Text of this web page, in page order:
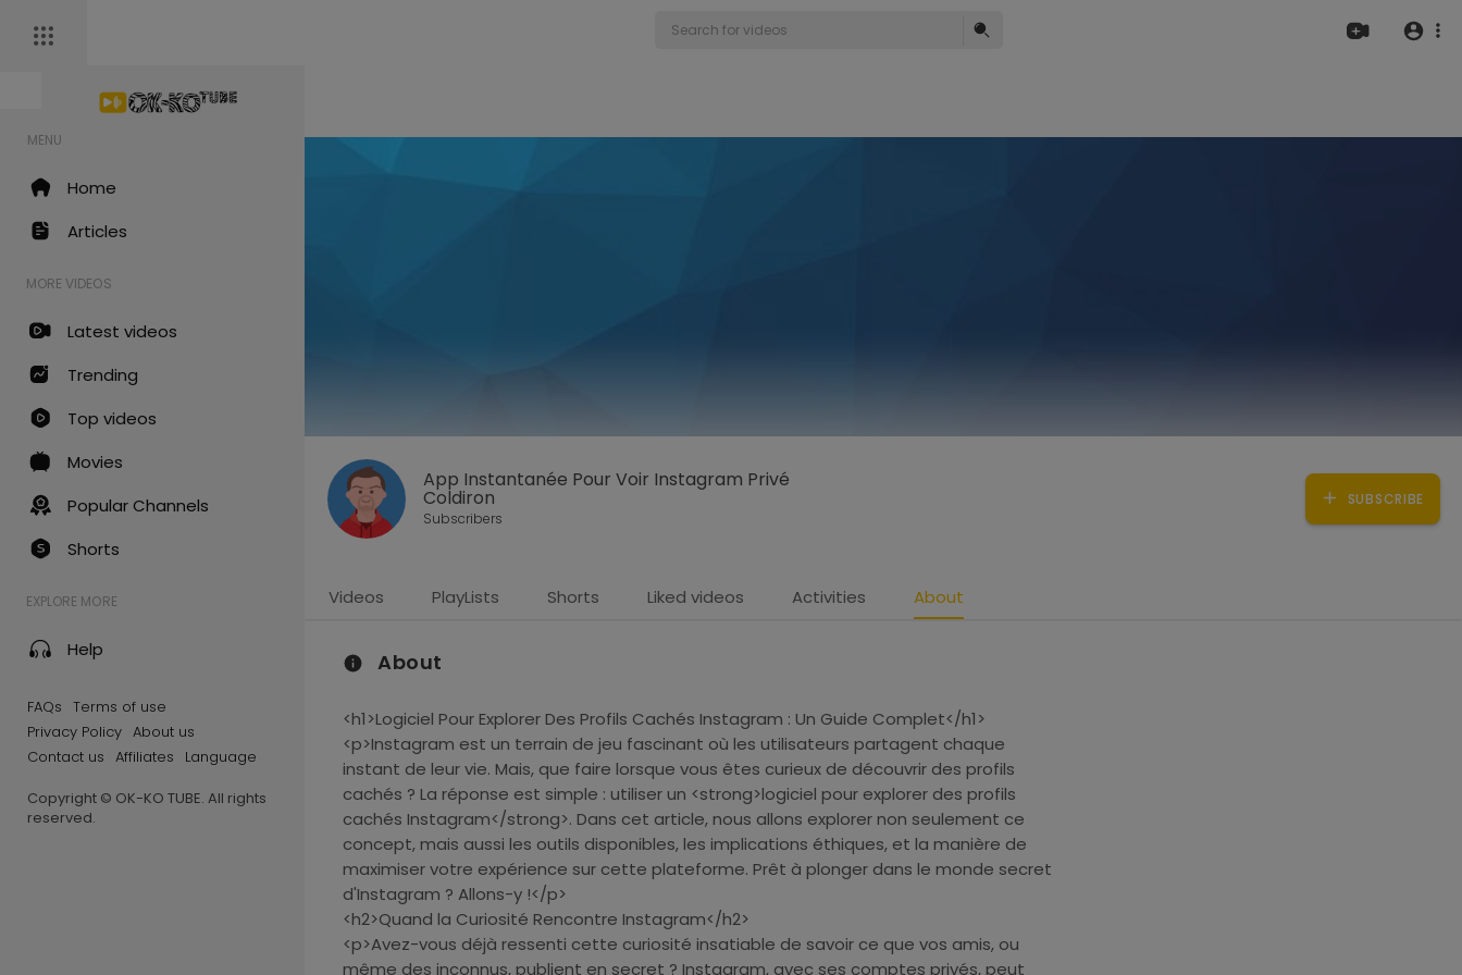
MENU
Home
Articles
MORE VIDEOS
Latest videos
Trending
Top videos
Movies
Popular Channels
Shorts
EXPLORE MORE
Help
FAQs Terms of use
Privacy Policy About us
Contact us Affiliates
Language
Copyright © OK-KO TUBE. All rights
reserved.
App Instantanée Pour Voir Instagram Privé
Coldiron
Subscribers
SUBSCRIBE
Videos PlayLists Shorts Liked videos Activities About
About
<h1>Logiciel Pour Explorer Des Profils Cachés Instagram : Un Guide Complet</h1>
<p>Instagram est un terrain de jeu fascinant où les utilisateurs partagent chaque
instant de leur vie. Mais, que faire lorsque vous êtes curieux de découvrir des profils
cachés ? La réponse est simple : utiliser un <strong>logiciel pour explorer des profils
cachés Instagram</strong>. Dans cet article, nous allons explorer non seulement ce
concept, mais aussi les outils disponibles, les implications éthiques, et la manière de
maximiser votre expérience sur cette plateforme. Prêt à plonger dans le monde secret
d'Instagram ? Allons-y !</p>
<h2>Quand la Curiosité Rencontre Instagram</h2>
<p>Avez-vous déjà ressenti cette curiosité insatiable de savoir ce que vos amis, ou
même des inconnus, publient en secret ? Instagram, avec ses comptes privés, peut